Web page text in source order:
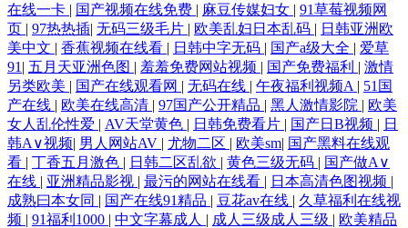
在线一卡 | 国产视频在线免费 | 麻豆传媒妇女 | 91草莓视频网
页 | 97热热插| 无码三级毛片 | 欧美乱妇日本乱码 | 日韩亚洲欧
美中文 | 香蕉视频在线看 | 日韩中字无码 | 国产a级大全 | 爱草
91 | 五月天亚洲色图 | 羞羞免费网站视频 | 国产免费福利 | 激情
另类欧美 | 国产在线观看网 | 无码在线 | 午夜福利视频A | 51国
产在线 | 欧美在线高清 | 97国产公开精品 | 黑人激情影院 | 欧美
女人乱伦性爱 | AV天堂黄色 | 日韩免费看片 | 国产日B视频 | 日
韩A∨视频| 男人网站AV | 尤物二区 | 欧美sm| 国产黑料在线观
看 | 丁香五月激色 | 日韩二区乱欲 | 黄色三级无码 | 国产做A∨
在线 | 亚洲精品影视 | 最污的网站在线看 | 日本高清色图视频 |
成熟曰本女同 | 国产在线91精品 | 豆花av在线 | 久草福利在线视
频 | 91福利1000 | 中文字幕成人 | 成人三级成人三级 | 欧美精品